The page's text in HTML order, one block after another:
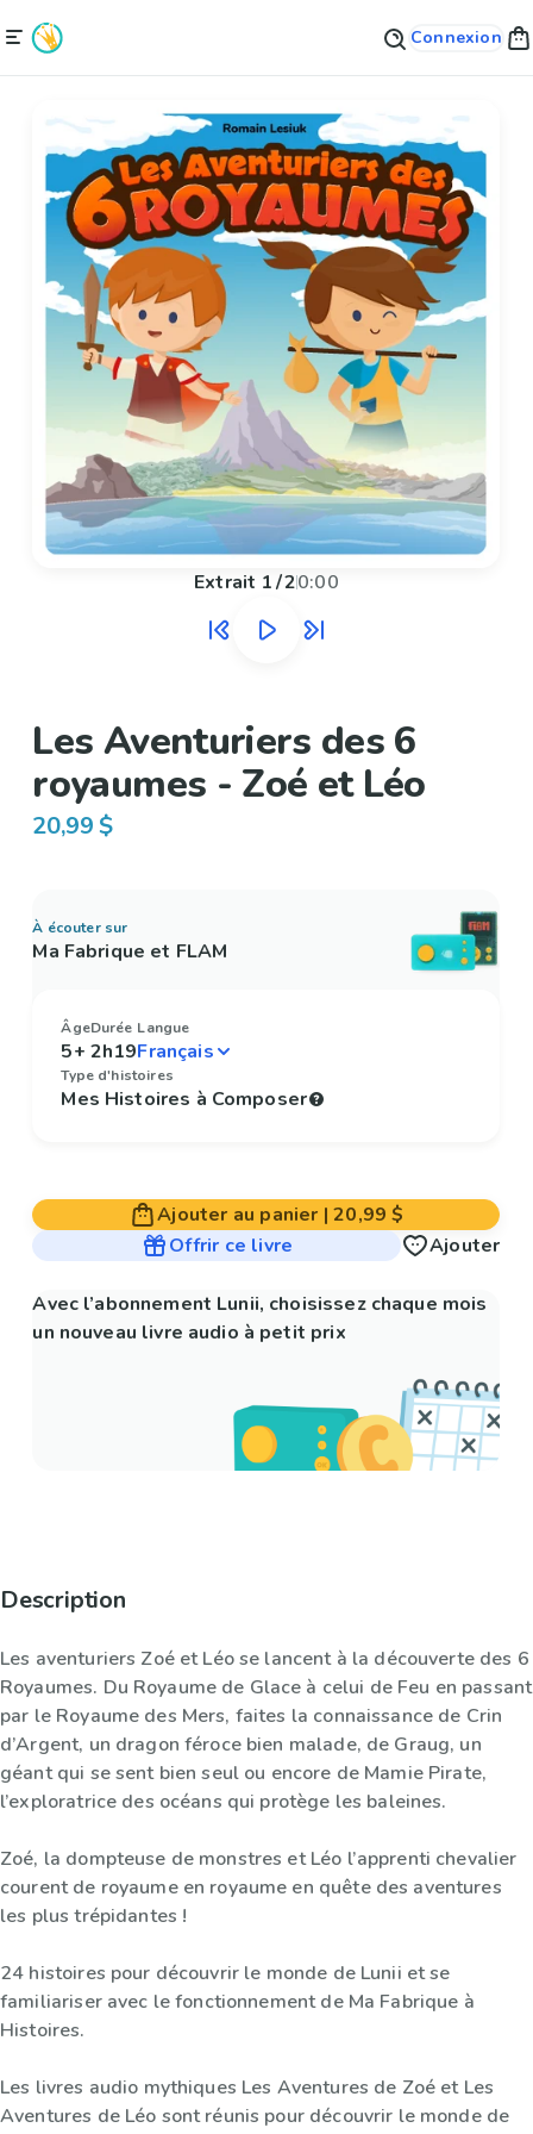
Connexion
Extrait 1/20:00
Les Aventuriers des 6
royaumes - Zoé et Léo
20,99 $
À écouter sur
Ma Fabrique et FLAM
Âge
5+
Durée
2h19
Langue
Type d'histoires
Mes Histoires à Composer
Ajouter au panier |20,99 $
Offrir ce livre
Ajouter
Avec l’abonnement Lunii, choisissez chaque mois
un nouveau livre audio à petit prix
Description
Les aventuriers Zoé et Léo se lancent à la découverte des 6
Royaumes. Du Royaume de Glace à celui de Feu en passant
par le Royaume des Mers, faites la connaissance de Crin
d’Argent, un dragon féroce bien malade, de Graug, un
géant qui se sent bien seul ou encore de Mamie Pirate,
l’exploratrice des océans qui protège les baleines.
Zoé, la dompteuse de monstres et Léo l’apprenti chevalier
courent de royaume en royaume en quête des aventures
les plus trépidantes !
24 histoires pour découvrir le monde de Lunii et se
familiariser avec le fonctionnement de Ma Fabrique à
Histoires.
Les livres audio mythiques Les Aventures de Zoé et Les
Aventures de Léo sont réunis pour découvrir le monde de